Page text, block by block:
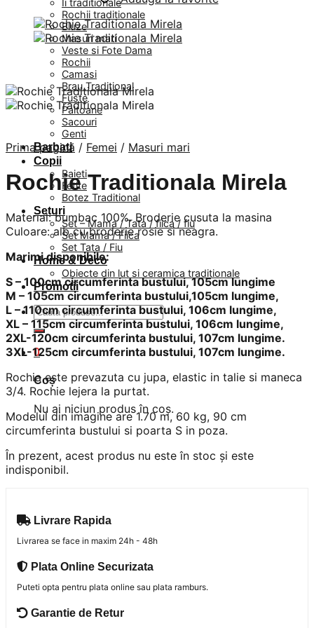
Ii traditionale
Rochii traditionale
Bluze
Masuri mari
Veste si Fote Dama
Rochii
Camasi
Brau Traditional
Fuste
Paltoane
Sacouri
Genti
Barbati
Copii
Baieti
Fetite
Botez Traditional
Seturi
Set – Mama / Tata / fiica / fiu
Set Mama / Fiica
Set Tata / Fiu
Home & Deco
Obiecte din lut si ceramica traditionale
Promotii
Caută
după:
0
Coș
Nu ai niciun produs în coș.
Prima pagină / Femei / Masuri mari
Rochie Traditionala Mirela
Material: bumbac 100%. Broderie cusuta la masina
Culoare: alb cu broderie rosie si neagra.
Marimi disponibile:
S – 100cm circumferinta bustului, 105cm lungime
M – 105cm circumferinta bustului,105cm lungime,
L – 110cm circumferinta bustului, 106cm lungime,
XL – 115cm circumferinta bustului, 106cm lungime,
2XL-120cm circumferinta bustului, 107cm lungime.
3XL-125cm circumferinta bustului, 107cm lungime.
Rochia este prevazuta cu jupa, elastic in talie si maneca
3/4. Rochie lejera la purtat.
Modelul din imagine are 1.70 m, 60 kg, 90 cm
circumferinta bustului si poarta S in poza.
În prezent, acest produs nu este în stoc și este
indisponibil.
Livrare Rapida
Livrarea se face in maxim 24h - 48h
Plata Online Securizata
Puteti opta pentru plata online sau plata ramburs.
Garantie de Retur